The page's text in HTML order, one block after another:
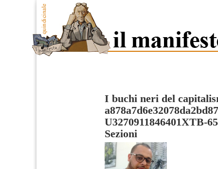
I buchi neri del
U3270911846401XTB-
Sezioni